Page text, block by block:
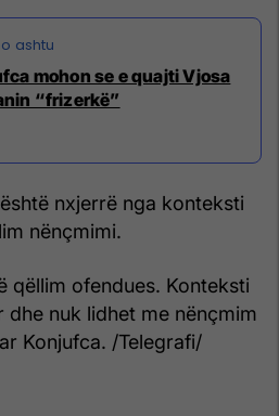
mohon se e quajti Vjosa
“frizerkë”
nxjerrë nga konteksti
nënçmimi.
qëllim ofendues. Konteksti
nuk lidhet me nënçmim
Konjufca. /Telegrafi/